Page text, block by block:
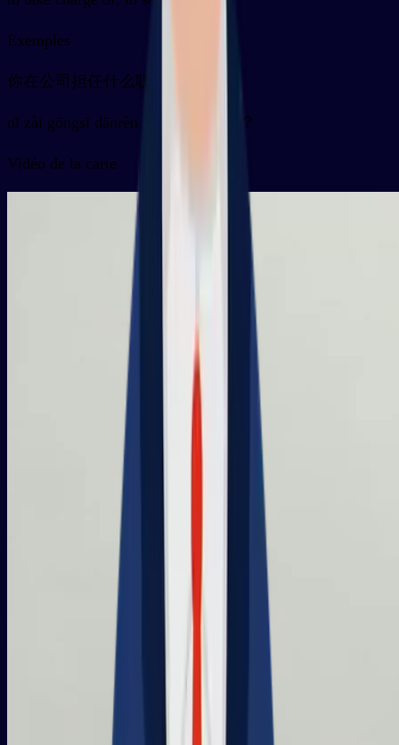
Exemples
你在公司担任什么职务？
nǐ zài gōngsī dānrèn shénme zhíwù ？
Vidéo de la carte